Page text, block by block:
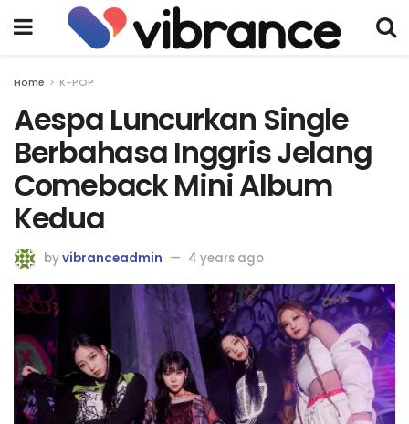
Home K-POP
Aespa Luncurkan Single
Berbahasa Inggris Jelang
Comeback Mini Album
Kedua
byvibranceadmin 4 years ago